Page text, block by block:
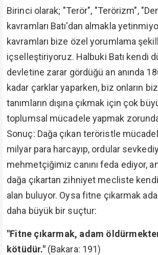
Birinci olarak; "Terör", "Terörizm",
kavramları Batı'dan almakla
kavramları bize özel yorumlama
içselleştiriyoruz. Halbuki Batı kendi
devletine zarar gördüğü an anında
kadar çarklar yaparken, biz onların
tanımların dışına çıkmak için çok
toplumsal mücadele yapmak
Sonuç: Dağa çıkan teröristle
milyar para harcayıp, ordular
mehmetçiğimiz canını feda ediyor,
dağa çıkartan zihniyet mecliste
alan buluyor. Oysa fitne çıkarmak
daha büyük bir suçtur:
"Fitne çıkarmak, adam
kötüdür."(Bakara: 191)